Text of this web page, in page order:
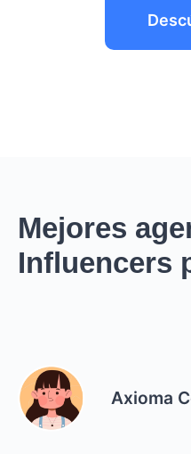
Mejores
Influencers
Axioma